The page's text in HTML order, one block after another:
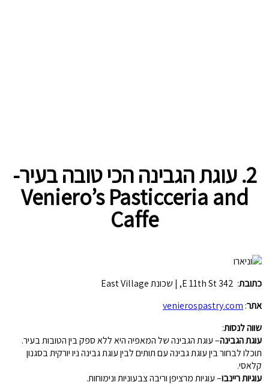
2. עוגת הגבינה הכי טובה בעיר-
Veniero’s Pasticceria and
Caffe
כתובת: 342 E 11th St, | שכונת East Village
אתר:
venierospastry.com
שווה לנסות:
עוגת הגבינה– עוגת הגבינה של המאפיה היא ללא ספק בין הטובות בעיר.
תוכלו לבחור בין עוגת גבינה עם תותים לבין עוגת גבינה ניו יורקית בסגנון
קלאסי.
עוגיות ריינבו– עוגיות מרציפן וריבה צבעוניות ונימוחות.